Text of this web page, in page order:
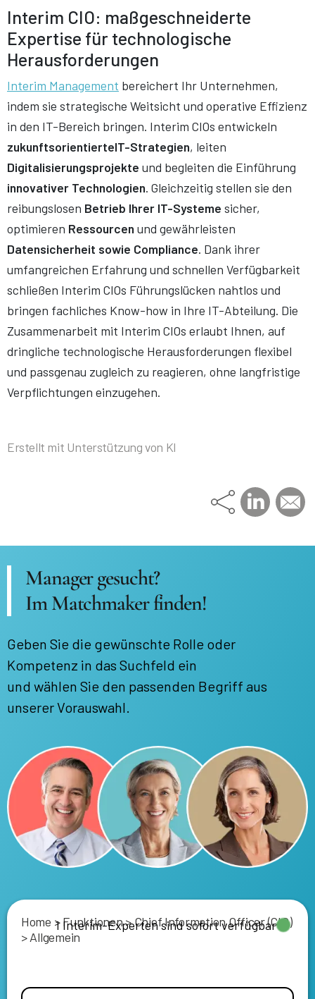
Interim CIO: maßgeschneiderte
Expertise für technologische
Herausforderungen
Interim Management bereichert Ihr Unternehmen,
indem sie strategische Weitsicht und operative Effizienz
in den IT-Bereich bringen. Interim CIOs entwickeln
zukunftsorientierteIT-Strategien, leiten
Digitalisierungsprojekte und begleiten die Einführung
innovativer Technologien. Gleichzeitig stellen sie den
reibungslosen Betrieb Ihrer IT-Systeme sicher,
optimieren Ressourcen und gewährleisten
Datensicherheit sowie Compliance. Dank ihrer
umfangreichen Erfahrung und schnellen Verfügbarkeit
schließen Interim CIOs Führungslücken nahtlos und
bringen fachliches Know-how in Ihre IT-Abteilung. Die
Zusammenarbeit mit Interim CIOs erlaubt Ihnen, auf
dringliche technologische Herausforderungen flexibel
und passgenau zugleich zu reagieren, ohne langfristige
Verpflichtungen einzugehen.
Erstellt mit Unterstützung von KI
Manager gesucht?
Im Matchmaker finden!
Geben Sie die gewünschte Rolle oder
Kompetenz in das Suchfeld ein
und wählen Sie den passenden Begriff aus
unserer Vorauswahl.
1 Interim-Experten sind sofort verfügbar
Home >Funktionen>Chief Information Officer (CIO)
>Allgemein